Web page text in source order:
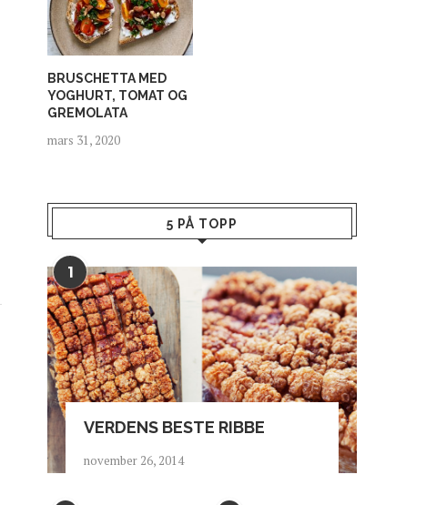
BRUSCHETTA MED
YOGHURT, TOMAT OG
GREMOLATA
mars 31, 2020
5 PÅ TOPP
1
VERDENS BESTE RIBBE
november 26, 2014